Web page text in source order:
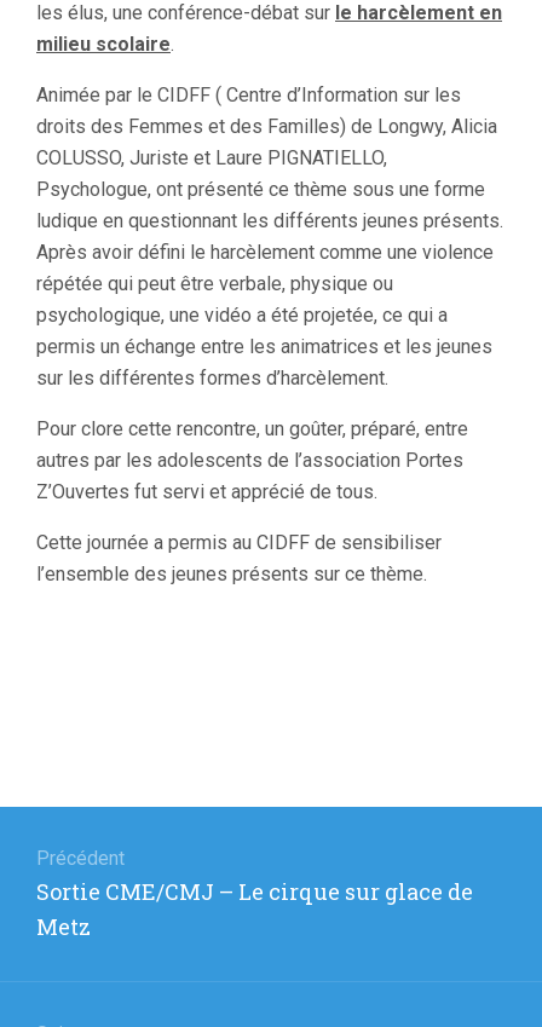
les élus, une conférence-débat sur le harcèlement en
milieu scolaire.
Animée par le CIDFF ( Centre d’Information sur les
droits des Femmes et des Familles) de Longwy, Alicia
COLUSSO, Juriste et Laure PIGNATIELLO,
Psychologue, ont présenté ce thème sous une forme
ludique en questionnant les différents jeunes présents.
Après avoir défini le harcèlement comme une violence
répétée qui peut être verbale, physique ou
psychologique, une vidéo a été projetée, ce qui a
permis un échange entre les animatrices et les jeunes
sur les différentes formes d’harcèlement.
Pour clore cette rencontre, un goûter, préparé, entre
autres par les adolescents de l’association Portes
Z’Ouvertes fut servi et apprécié de tous.
Cette journée a permis au CIDFF de sensibiliser
l’ensemble des jeunes présents sur ce thème.
de
l’article
Précédent
Article
précédent
Sortie CME/CMJ – Le cirque sur glace de
Metz